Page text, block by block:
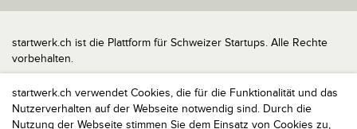
startwerk.ch verwendet Cookies, die für die Funktionalität und das
Nutzerverhalten auf der Webseite notwendig sind. Durch die
Nutzung der Webseite stimmen Sie dem Einsatz von Cookies zu,
startwerk.ch ist die Plattform für Schweizer Startups. Alle Rechte
vorbehalten.
Impressum
Kontakt
nach oben